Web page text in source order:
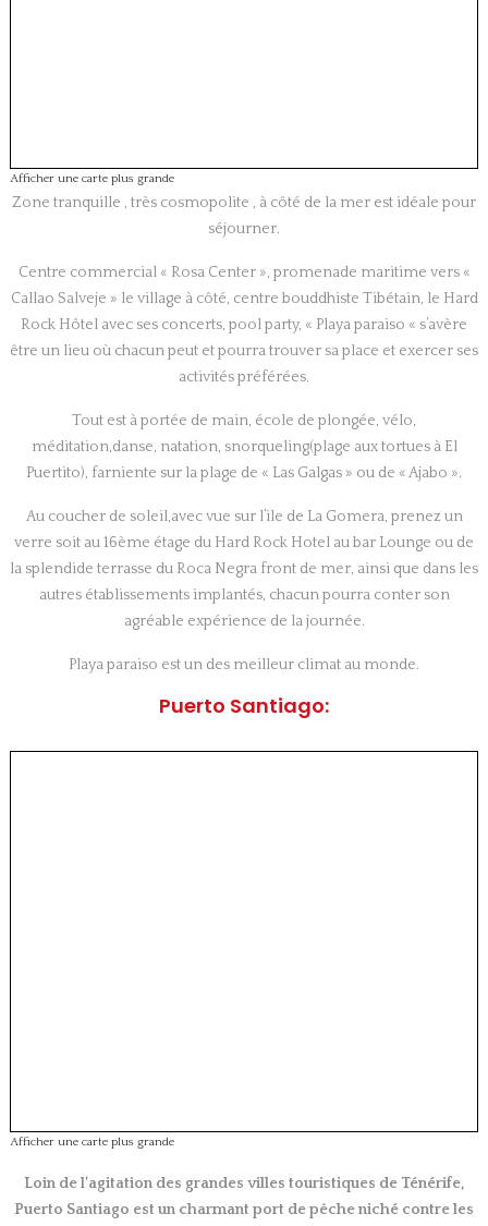
Afficher une carte plus grande
Zone tranquille , très cosmopolite , à côté de la mer est idéale pour
séjourner.
Centre commercial « Rosa Center », promenade maritime vers «
Callao Salveje » le village à côté, centre bouddhiste Tibétain, le Hard
Rock Hôtel avec ses concerts, pool party, « Playa paraiso « s’avère
être un lieu où chacun peut et pourra trouver sa place et exercer ses
activités préférées.
Tout est à portée de main, école de plongée, vélo,
méditation,danse, natation, snorqueling(plage aux tortues à El
Puertito), farniente sur la plage de « Las Galgas » ou de « Ajabo ».
Au coucher de soleil,avec vue sur l’ile de La Gomera, prenez un
verre soit au 16ème étage du Hard Rock Hotel au bar Lounge ou de
la splendide terrasse du Roca Negra front de mer, ainsi que dans les
autres établissements implantés, chacun pourra conter son
agréable expérience de la journée.
Playa paraiso est un des meilleur climat au monde.
Puerto Santiago:
Afficher une carte plus grande
Loin de l’agitation des grandes villes touristiques de Ténérife,
Puerto Santiago est un charmant port de pêche niché contre les